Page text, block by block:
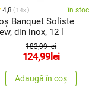
4,8 14x în stoc
Banquet Soliste
din inox, 12 l
183,99 lei
124,99 lei
Adaugă în coș